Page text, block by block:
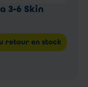
3-6 Skin
retour en stock